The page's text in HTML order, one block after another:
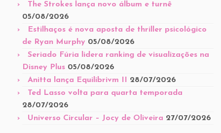
The Strokes lança novo álbum e turnê
05/08/2026
Estilhaços é nova aposta de thriller psicológico
de Ryan Murphy 05/08/2026
Seriado Fúria lidera ranking de visualizações na
Disney Plus 05/08/2026
Anitta lança Equilibrivm II
28/07/2026
Ted Lasso volta para quarta temporada
28/07/2026
Universo Circular – Jocy de Oliveira 27/07/2026